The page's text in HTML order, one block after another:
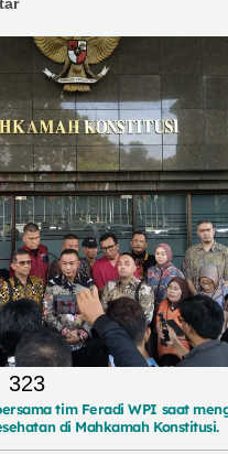
323
tim Feradi WPI saat
di Mahkamah Konstitusi.